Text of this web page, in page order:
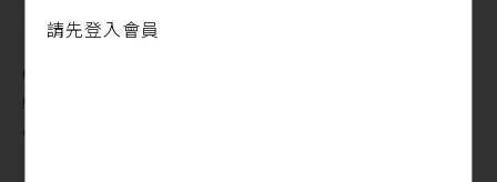
請先登入會員
1. 女力爆發、非小說改編電影大放異彩，奧斯卡最佳
改編劇本獎落誰家？
2. 一份「黑名單」，讓垃圾桶裡的劇本們成為奧斯卡
常勝軍
3. 在好萊塢，決定要用哪份劇本的人，其實沒讀過劇
目錄
Contents
犢新聞 ‧ Indepth News
電影美化性騷擾是可以的嗎？